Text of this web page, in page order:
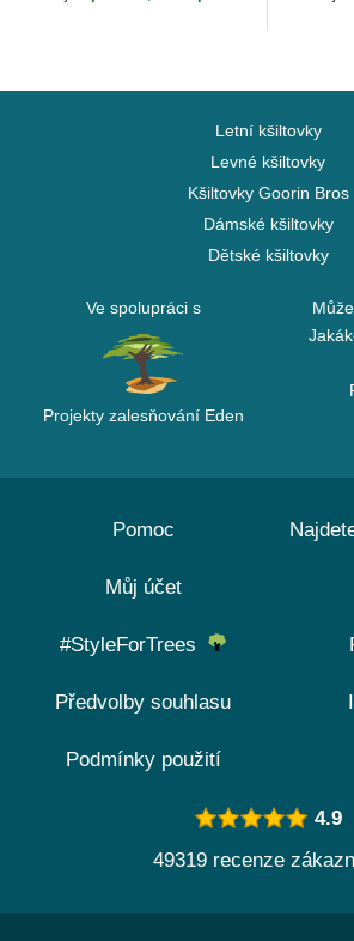
Letní kšiltovky
Levné kšiltovky
Kšiltovky Goorin Bros
Dámské kšiltovky
Dětské kšiltovky
Ve spolupráci s
Projekty zalesňování Eden
Pomoc
Můj účet
#StyleForTrees
Předvolby souhlasu
Podmínky použití
4.9
49319 recenze